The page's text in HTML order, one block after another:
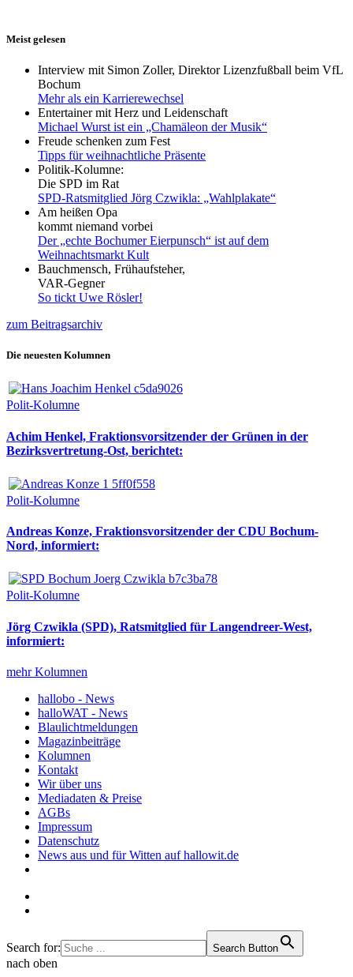
Meist gelesen
Interview mit Simon Zoller, Direktor Lizenzfußball beim VfL
Bochum
Mehr als ein Karrierewechsel
Entertainer mit Herz und Leidenschaft
Michael Wurst ist ein „Chamäleon der Musik“
Freude schenken zum Fest
Tipps für weihnachtliche Präsente
Politik-Kolumne:
Die SPD im Rat
SPD-Ratsmitglied Jörg Czwikla: „Wahlplakate“
Am heißen Opa
kommt niemand vorbei
Der „echte Bochumer Eierpunsch“ ist auf dem
Weihnachtsmarkt Kult
Bauchmensch, Frühaufsteher,
VAR-Gegner
So tickt Uwe Rösler!
zum Beitragsarchiv
Die neuesten Kolumnen
Polit-Kolumne
Achim Henkel, Fraktionsvorsitzender der Grünen in der
Bezirksvertretung-Ost, berichtet:
Polit-Kolumne
Andreas Konze, Fraktionsvorsitzender der CDU Bochum-
Nord, informiert:
Polit-Kolumne
Jörg Czwikla (SPD), Ratsmitglied für Langendreer-West,
informiert:
mehr Kolumnen
hallobo - News
halloWAT - News
Blaulichtmeldungen
Magazinbeiträge
Kolumnen
Kontakt
Wir über uns
Mediadaten & Preise
AGBs
Impressum
Datenschutz
News aus und für Witten auf hallowit.de
Search for: Search Button
nach oben